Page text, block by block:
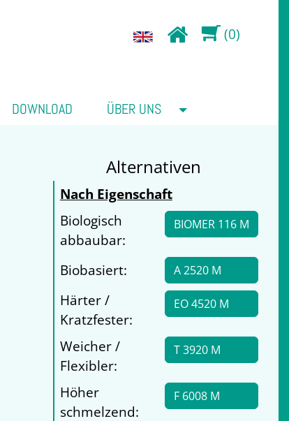
(0)
DOWNLOAD ÜBER UNS
Alternativen
Nach Eigenschaft
Biologisch
abbaubar:
BIOMER 116 M
Biobasiert: A 2520 M
Härter /
Kratzfester:
EO 4520 M
Weicher /
Flexibler:
T 3920 M
Höher
schmelzend:
F 6008 M